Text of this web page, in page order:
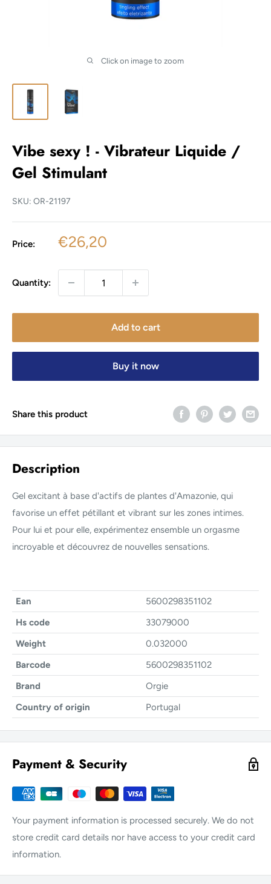
Click on image to zoom
Vibe sexy ! - Vibrateur Liquide /
Gel Stimulant
SKU: OR-21197
Price:
Sale
€26,20
Quantity:
Add to cart
Buy it now
Share this product
Description
Gel excitant à base d'actifs de plantes d'Amazonie, qui
favorise un effet pétillant et vibrant sur les zones intimes.
Pour lui et pour elle, expérimentez ensemble un orgasme
incroyable et découvrez de nouvelles sensations.
Ean
5600298351102
Hs code
33079000
Weight
0.032000
Barcode
5600298351102
Brand
Orgie
Country of origin
Portugal
Payment & Security
Your payment information is processed securely. We do not
store credit card details nor have access to your credit card
information.